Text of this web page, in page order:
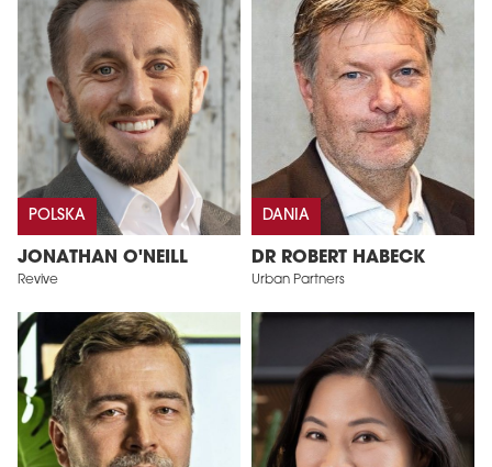
POLSKA
JONATHAN O'NEILL
Revive
DANIA
DR ROBERT HABECK
Urban Partners